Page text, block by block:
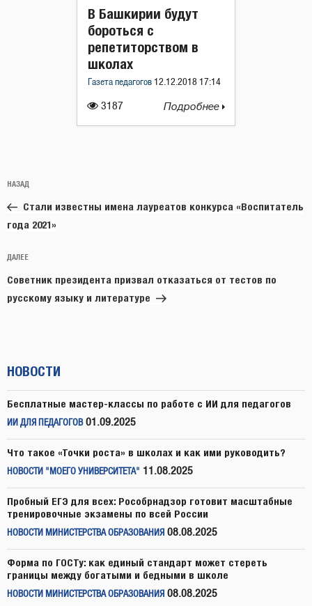
3187
В Башкирии будут
бороться с
репетиторством в
школах
Газета педагогов 12.12.2018 17:14
Подробнее
по
записям
Предыдущая
запись:
НАЗАД
Стали известны имена лауреатов конкурса «Воспитатель
года 2021»
Следующая
запись
ДАЛЕЕ
Советник президента призвал отказаться от тестов по
русскому языку и литературе
НОВОСТИ
Бесплатные мастер-классы по работе с ИИ для педагогов
ИИ ДЛЯ ПЕДАГОГОВ 01.09.2025
Что такое «Точки роста» в школах и как ими руководить?
НОВОСТИ "МОЕГО УНИВЕРСИТЕТА" 11.08.2025
Пробный ЕГЭ для всех: Рособрнадзор готовит масштабные
тренировочные экзамены по всей России
НОВОСТИ МИНИСТЕРСТВА ОБРАЗОВАНИЯ 08.08.2025
Форма по ГОСТу: как единый стандарт может стереть
границы между богатыми и бедными в школе
НОВОСТИ МИНИСТЕРСТВА ОБРАЗОВАНИЯ 08.08.2025